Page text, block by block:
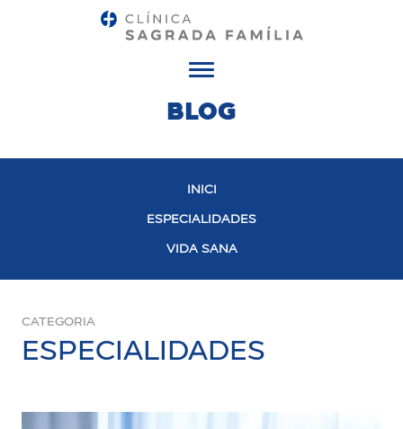
BLOG
INICI
ESPECIALIDADES
VIDA SANA
CATEGORIA
ESPECIALIDADES